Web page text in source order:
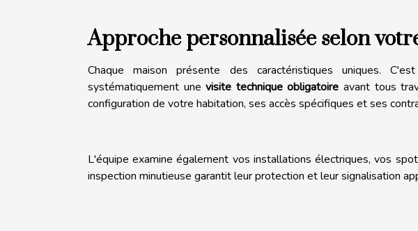
Approche personnalisée selon
Chaque maison présente des caractéristiques uniques.
systématiquement unevisite technique obligatoire avant tous
configuration de votre habitation, ses accès spécifiques et ses
L'équipe examine également vos installations électriques, vos
inspection minutieuse garantit leur protection et leur signalisation